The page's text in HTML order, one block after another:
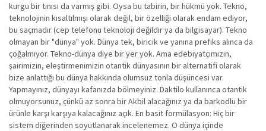
kurgu bir tınısı da varmış gibi. Oysa bu tabirin, bir hükmü yok. Tekno,
teknolojinin kısaltılmışı olarak değil, bir özelliği olarak endam ediyor,
bu saçmadır (cep telefonu teknoloji değildir ya da bilgisayar). Tekno
olmayan bir "dünya" yok. Dünya tek, biricik ve yanına prefiks alınca da
çoğalmıyor. Tekno-dünya diye bir yer yok. Ama edebiyatçımızın,
şairimizin, eleştirmenimizin otantik dünyasının bir alternatifi olarak
bize anlattığı bu dünya hakkında olumsuz tonla düşüncesi var.
Yapmayınız, dünyayı kafanızda bölmeyiniz. Daktilo kullanınca otantik
olmuyorsunuz, çünkü az sonra bir Akbil alacağınız ya da barkodlu bir
ürünle karşı karşıya kalacağınız açık. En basit formülasyon: Hiç bir
sistem diğerinden soyutlanarak incelenemez. O dünya içinde